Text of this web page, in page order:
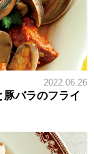
2022.06.26
バラのフライ